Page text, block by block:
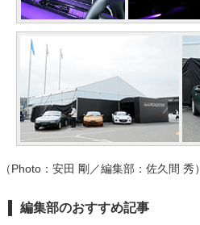
（Photo：安田 剛／編集部：佐久間 秀）
編集部のおすすめ記事